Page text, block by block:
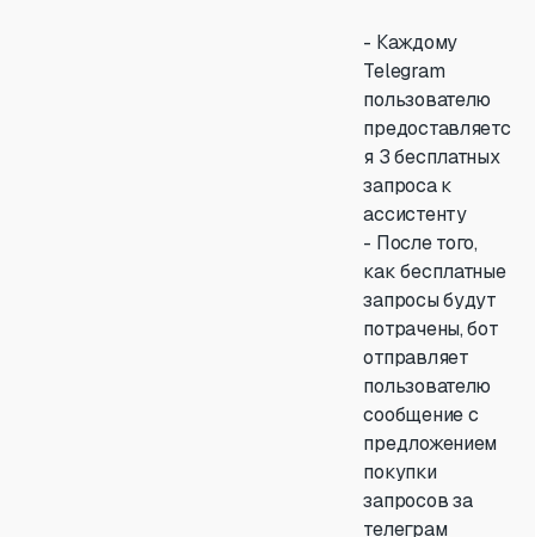
- Каждому
Telegram
пользователю
предоставляетс
я 3 бесплатных
запроса к
ассистенту
- После того,
как бесплатные
запросы будут
потрачены, бот
отправляет
пользователю
сообщение с
предложением
покупки
запросов за
телеграм